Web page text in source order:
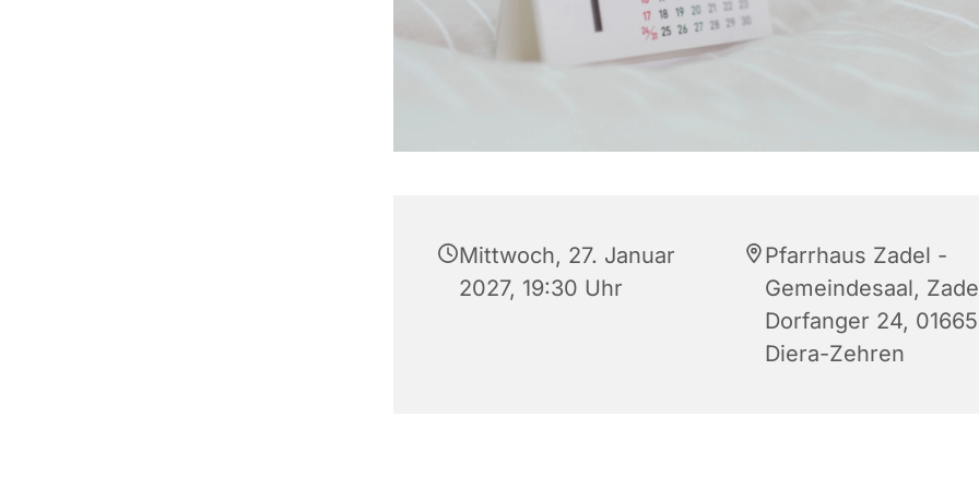
Mittwoch, 27. Januar
2027, 19:30 Uhr
Pfarrhaus Zadel -
Gemeindesaal,
Dorfanger 24, 01665
Diera-Zehren